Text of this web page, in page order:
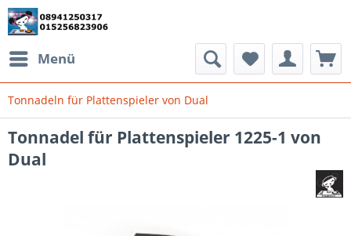
Menü
Tonnadeln für Plattenspieler von Dual
Tonnadel für Plattenspieler 1225-1 von
Dual